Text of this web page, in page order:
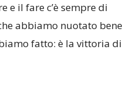
e il fare c’è sempre di
abbiamo nuotato bene
fatto: è la vittoria di